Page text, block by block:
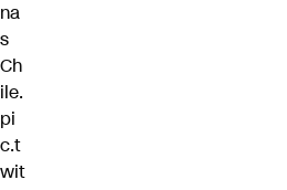
na
s
Ch
ile.
pi
c.t
wit